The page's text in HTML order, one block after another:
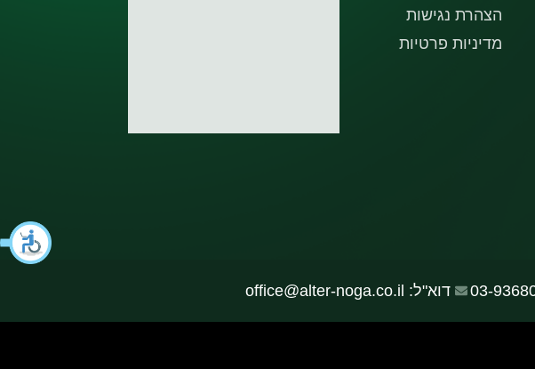
הצהרת נגישות
מדיניות פרטיות
דוא"ל: office@alter-noga.co.il